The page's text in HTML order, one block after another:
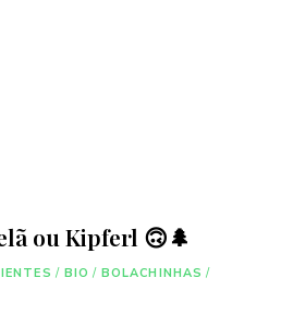
ou Kipferl 🙃🌲
/ BIO / BOLACHINHAS /